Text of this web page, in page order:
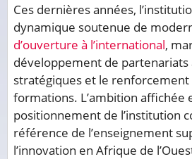
Ces dernières années,
dynamique soutenue de
d’ouverture à l’international,
développement de partenariats
stratégiques et le renforcement
formations. L’ambition affichée
positionnement de l’institution
référence de l’enseignement
l’innovation en Afrique de